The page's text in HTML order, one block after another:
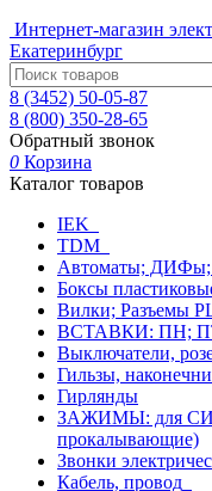
Интернет-магазин
Екатеринбург
8 (3452) 50-05-87
8 (800) 350-28-65
Обратный звонок
0 Корзина
Каталог товаров
IEK
TDM
Автоматы;
Боксы
Вилки; Разъемы
ВСТАВКИ: ПН;
Выключатели,
Гильзы,
Гирлянды
ЗАЖИМЫ: для
прокалывающие)
Звонки
Кабель, провод